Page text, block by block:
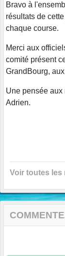
Bravo à
résultats de
chaque course.
Merci aux
comité présent
GrandBourg,
Une pensée aux
Adrien.
Voir toutes les